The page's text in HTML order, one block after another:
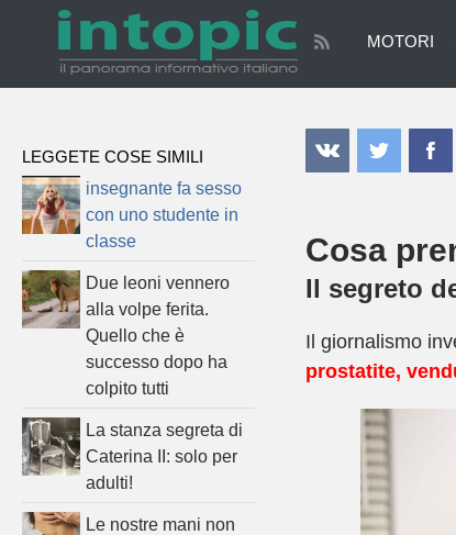
MOTORI
Cosa prendere contro la prostatite?
LEGGETE COSE SIMILI
insegnante fa sesso
con uno studente in
classe
Due leoni vennero
alla volpe ferita.
Quello che è
successo dopo ha
colpito tutti
La stanza segreta di
Caterina II: solo per
adulti!
Le nostre mani non
Cosa
Il segreto
Il giornalismo
prostatite,